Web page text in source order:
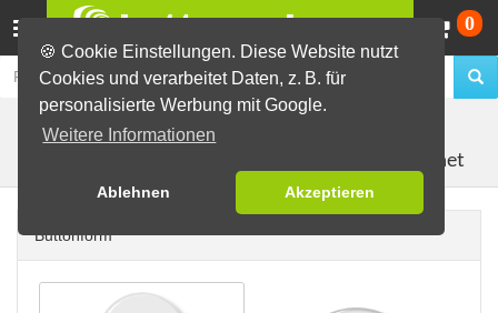
🍪 Cookie Einstellungen. Diese Website nutzt
Cookies und verarbeitet Daten, z. B. für
personalisierte Werbung mit Google.
Weitere Informationen
Ablehnen Akzeptieren
0
Buttons erstellen Öko-Buttons
Öko-Buttons als Kühlschrankmagnet
Buttonform